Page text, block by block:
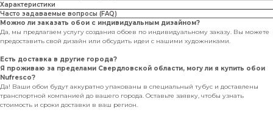
Характеристики
Часто задаваемые вопросы (FAQ)
Можно ли заказать обои с индивидуальным дизайном?
Да, мы предлагаем услугу создания обоев по индивидуальному заказу. Вы можете
предоставить свой дизайн или обсудить идеи с нашими художниками.
Есть доставка в другие города?
Я проживаю за пределами Свердловской области, могу ли я купить обои
Nufresco?
Да! Ваши обои будут аккуратно упакованы в специальный тубус и доставлены
транспортной компанией до вашего города. Оставьте заявку, чтобы узнать
стоимость и сроки доставки в ваш регион.